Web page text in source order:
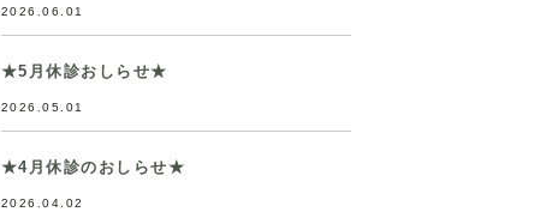
2026.06.01
★5月休診おしらせ★
2026.05.01
★4月休診のおしらせ★
2026.04.02